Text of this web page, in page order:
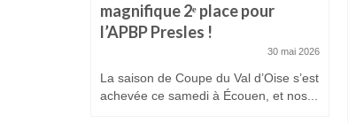
magnifique 2ᵉ place pour
l’APBP Presles !
30 mai 2026
La saison de Coupe du Val d’Oise s’est
achevée ce samedi à Écouen, et nos...